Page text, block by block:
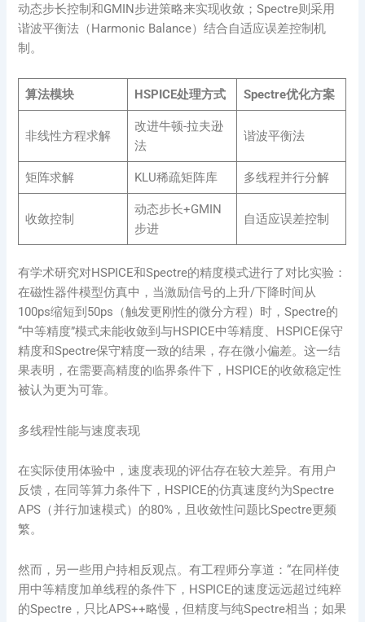
动态步长控制和GMIN步进策略来实现收敛；Spectre则采用
谐波平衡法（Harmonic Balance）结合自适应误差控制机
制。
算法模块 HSPICE处理方式 Spectre优化方案
非线性方程求解
改进牛顿-拉夫逊
法
谐波平衡法
矩阵求解 KLU稀疏矩阵库 多线程并行分解
收敛控制
动态步长+GMIN
步进
自适应误差控制
有学术研究对HSPICE和Spectre的精度模式进行了对比实验：
在磁性器件模型仿真中，当激励信号的上升/下降时间从
100ps缩短到50ps（触发更刚性的微分方程）时，Spectre的
“中等精度”模式未能收敛到与HSPICE中等精度、HSPICE保守
精度和Spectre保守精度一致的结果，存在微小偏差。这一结
果表明，在需要高精度的临界条件下，HSPICE的收敛稳定性
被认为更为可靠。
多线程性能与速度表现
在实际使用体验中，速度表现的评估存在较大差异。有用户
反馈，在同等算力条件下，HSPICE的仿真速度约为Spectre
APS（并行加速模式）的80%，且收敛性问题比Spectre更频
繁。
然而，另一些用户持相反观点。有工程师分享道：“在同样使
用中等精度加单线程的条件下，HSPICE的速度远远超过纯粹
的Spectre，只比APS++略慢，但精度与纯Spectre相当；如果